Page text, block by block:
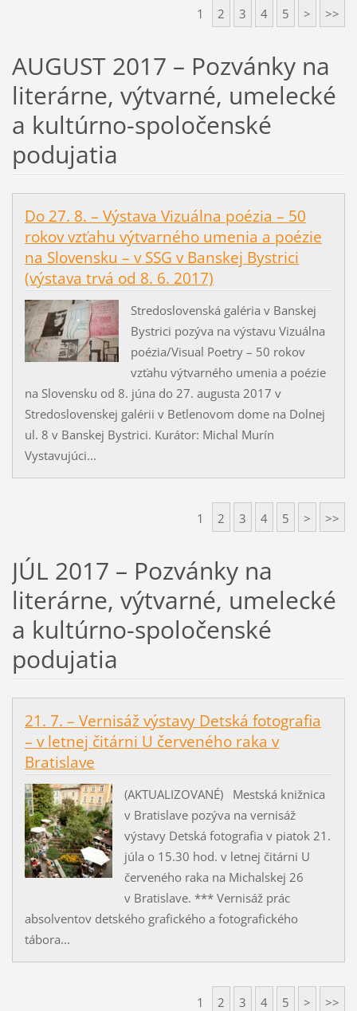
1 2 3 4 5 > >>
AUGUST 2017 – Pozvánky na
literárne, výtvarné, umelecké
a kultúrno-spoločenské
podujatia
Do 27. 8. – Výstava Vizuálna poézia – 50
rokov vzťahu výtvarného umenia a poézie
na Slovensku – v SSG v Banskej Bystrici
(výstava trvá od 8. 6. 2017)
Stredoslovenská galéria v Banskej
Bystrici pozýva na výstavu Vizuálna
poézia/Visual Poetry – 50 rokov
vzťahu výtvarného umenia a poézie
na Slovensku od 8. júna do 27. augusta 2017 v
Stredoslovenskej galérii v Betlenovom dome na Dolnej
ul. 8 v Banskej Bystrici. Kurátor: Michal Murín
Vystavujúci...
1 2 3 4 5 > >>
JÚL 2017 – Pozvánky na
literárne, výtvarné, umelecké
a kultúrno-spoločenské
podujatia
21. 7. – Vernisáž výstavy Detská fotografia
– v letnej čitárni U červeného raka v
Bratislave
(AKTUALIZOVANÉ) Mestská knižnica
v Bratislave pozýva na vernisáž
výstavy Detská fotografia v piatok 21.
júla o 15.30 hod. v letnej čitárni U
červeného raka na Michalskej 26
v Bratislave. *** Vernisáž prác
absolventov detského grafického a fotografického
tábora...
1 2 3 4 5 > >>